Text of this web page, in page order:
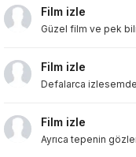
Film izle
Güzel film ve pek
Film izle
Defalarca
Film izle
Ayrıca tepenin